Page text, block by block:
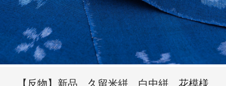
【反物】新品 久留米絣 白中絣 花模様